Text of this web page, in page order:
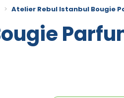
Atelier Rebul Istanbul Bougie